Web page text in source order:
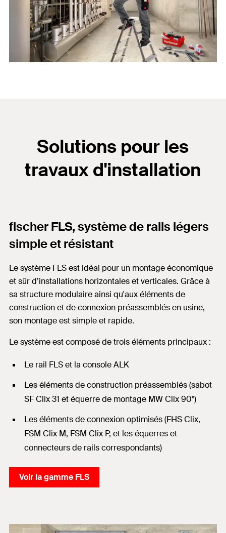
Solutions pour les
travaux d'installation
fischer FLS, système de rails légers
simple et résistant
Le système FLS est idéal pour un montage économique
et sûr d’installations horizontales et verticales. Grâce à
sa structure modulaire ainsi qu'aux éléments de
construction et de connexion préassemblés en usine,
son montage est simple et rapide.
Le système est composé de trois éléments principaux :
Le rail FLS et la console ALK
Les éléments de construction préassemblés (sabot
SF Clix 31 et équerre de montage MW Clix 90°)
Les éléments de connexion optimisés (FHS Clix,
FSM Clix M, FSM Clix P, et les équerres et
connecteurs de rails correspondants)
Voir la gamme FLS